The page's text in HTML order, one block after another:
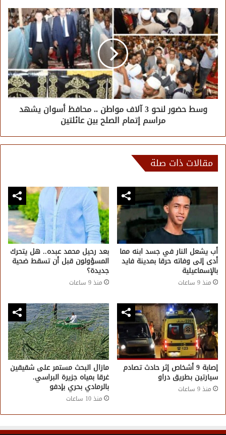
وسط حضور لنحو 3 آلاف مواطن .. محافظ أسوان يشهد
مراسم إتمام الصلح بين عائلتين
مقالات ذات صلة
أب يشعل النار في جسد ابنه مما
أدى إلى وفاته حرقا بمدينة فايد
بالإسماعيلية
منذ 9 ساعات
بعد رحيل محمد عبده.. هل يتحرك
المسؤولون قبل أن تسقط ضحية
جديدة؟
منذ 9 ساعات
إصابة 9 أشخاص إثر حادث تصادم
سيارتين بطريق دراو
منذ 9 ساعات
مازال البحث مستمر على شقيقين
غرقا بمياه جزيرة البراسي.
بالرمادي بحري بإدفو
منذ 10 ساعات